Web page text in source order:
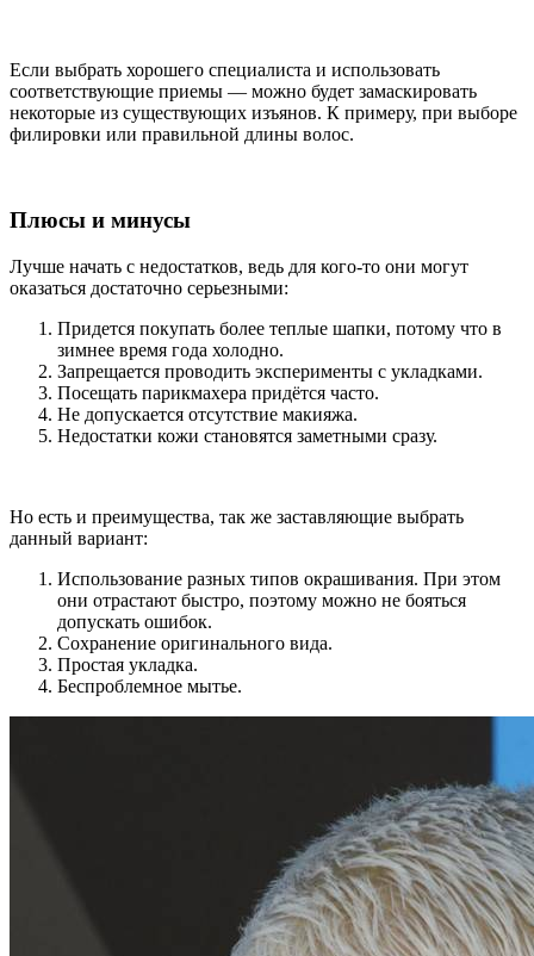
Если выбрать хорошего специалиста и использовать
соответствующие приемы — можно будет замаскировать
некоторые из существующих изъянов. К примеру, при выборе
филировки или правильной длины волос.
Плюсы и минусы
Лучше начать с недостатков, ведь для кого-то они могут
оказаться достаточно серьезными:
Придется покупать более теплые шапки, потому что в
зимнее время года холодно.
Запрещается проводить эксперименты с укладками.
Посещать парикмахера придётся часто.
Не допускается отсутствие макияжа.
Недостатки кожи становятся заметными сразу.
Но есть и преимущества, так же заставляющие выбрать
данный вариант:
Использование разных типов окрашивания. При этом
они отрастают быстро, поэтому можно не бояться
допускать ошибок.
Сохранение оригинального вида.
Простая укладка.
Беспроблемное мытье.